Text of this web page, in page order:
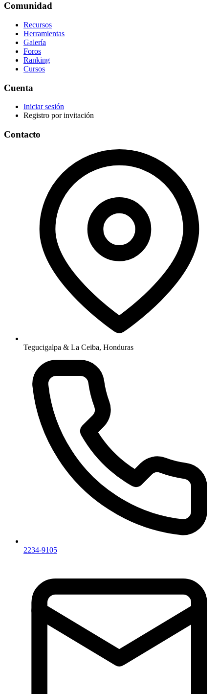
Comunidad
Recursos
Herramientas
Galería
Foros
Ranking
Cursos
Cuenta
Iniciar sesión
Registro por invitación
Contacto
Tegucigalpa & La Ceiba, Honduras
2234-9105